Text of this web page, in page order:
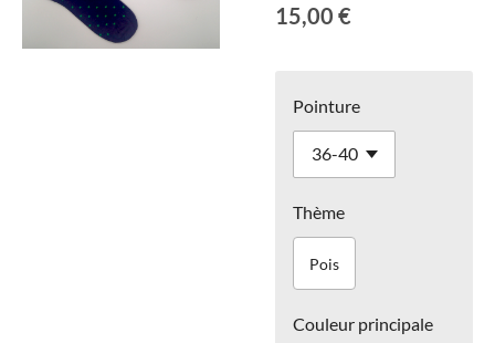
15,00 €
Pointure
Thème
Pois
Couleur principale